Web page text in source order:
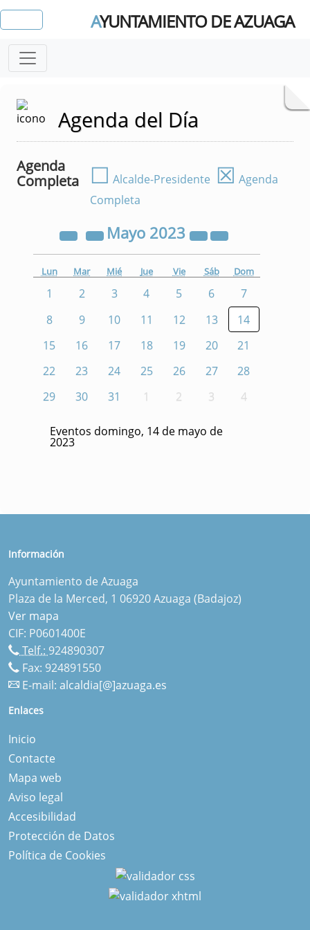
AYUNTAMIENTO DE AZUAGA
Agenda del Día
Agenda
Completa
☐ Alcalde-Presidente ☒ Agenda
Completa
Mayo 2023
Lun Mar Mié Jue Vie Sáb Dom
1 2 3 4 5 6
7
8
9 10 11 12 13
14
15
16 17 18 19 20
21
22
23 24 25 26 27
28
29
30 31 1 2 3 4
Eventos domingo, 14 de mayo de
2023
Información
Ayuntamiento de Azuaga
Plaza de la Merced, 1 06920 Azuaga (Badajoz)
Ver mapa
CIF: P0601400E
Telf.: 924890307
Fax: 924891550
E-mail: alcaldia[@]azuaga.es
Enlaces
Inicio
Contacte
Mapa web
Aviso legal
Accesibilidad
Protección de Datos
Política de Cookies